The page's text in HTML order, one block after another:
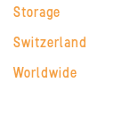
Storage
Switzerland
Worldwide